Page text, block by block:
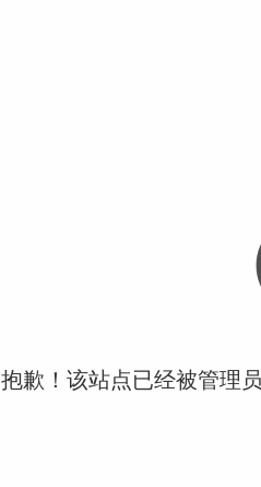
抱歉！该站点已经被管理